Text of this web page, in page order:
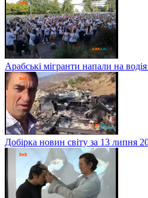
Арабські мігранти напали на
Добірка новин світу за 13 липня